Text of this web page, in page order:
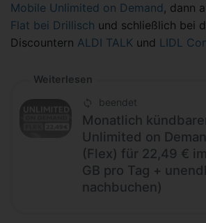
Mobile Unlimited on Demand , dann
Flat bei Drillisch und schließlich bei
Discountern ALDI TALK und LIDL
Weiterlesen
beendet
Monatlich
Unlimited on
(Flex) für 22,49 €
GB pro Tag +
nachbuchen)